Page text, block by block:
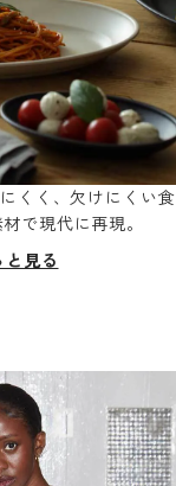
くく、欠けにくい食
で現代に再現。
と見る